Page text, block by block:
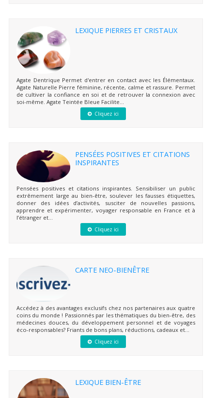
LEXIQUE PIERRES ET CRISTAUX
Agate Dentrique Permet d'entrer en contact avec les Élémentaux.
Agate Naturelle Pierre féminine, récente, calme et rassure. Permet
de cultiver la confiance en soi et de retrouver la connexion avec
soi-même. Agate Teintée Bleue Facilite...
Cliquez ici
PENSÉES POSITIVES ET CITATIONS
INSPIRANTES
Pensées positives et citations inspirantes. Sensibiliser un public
extrêmement large au bien-être, soulever les fausses étiquettes,
donner des idées d’activités, susciter de nouvelles passions,
apprendre et expérimenter, voyager responsable en France et à
l’étranger et...
Cliquez ici
CARTE NEO-BIENÊTRE
Accédez à des avantages exclusifs chez nos partenaires aux quatre
coins du monde ! Passionnés par les thématiques du bien-être, des
médecines douces, du développement personnel et de voyages
éco-responsables? Friants de bons plans, réductions, cadeaux et...
Cliquez ici
LEXIQUE BIEN-ÊTRE